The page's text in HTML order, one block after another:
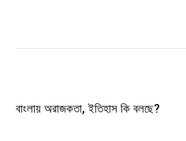
বাংলায় অরাজকতা, ইতিহাস কি বলছে?